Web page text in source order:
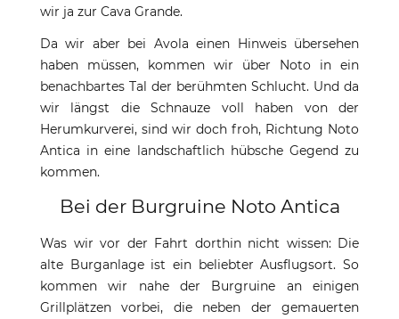
wir ja zur Cava Grande.
Da wir aber bei Avola einen Hinweis übersehen
haben müssen, kommen wir über Noto in ein
benachbartes Tal der berühmten Schlucht. Und da
wir längst die Schnauze voll haben von der
Herumkurverei, sind wir doch froh, Richtung Noto
Antica in eine landschaftlich hübsche Gegend zu
kommen.
Bei der Burgruine Noto Antica
Was wir vor der Fahrt dorthin nicht wissen: Die
alte Burganlage ist ein beliebter Ausflugsort. So
kommen wir nahe der Burgruine an einigen
Grillplätzen vorbei, die neben der gemauerten